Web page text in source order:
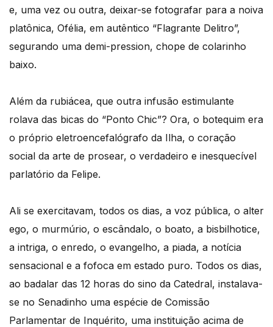
e, uma vez ou outra, deixar-se fotografar para a noiva
platônica, Ofélia, em autêntico “Flagrante Delitro”,
segurando uma demi-pression, chope de colarinho
baixo.
Além da rubiácea, que outra infusão estimulante
rolava das bicas do “Ponto Chic”? Ora, o botequim era
o próprio eletroencefalógrafo da Ilha, o coração
social da arte de prosear, o verdadeiro e inesquecível
parlatório da Felipe.
Ali se exercitavam, todos os dias, a voz pública, o alter
ego, o murmúrio, o escândalo, o boato, a bisbilhotice,
a intriga, o enredo, o evangelho, a piada, a notícia
sensacional e a fofoca em estado puro. Todos os dias,
ao badalar das 12 horas do sino da Catedral, instalava-
se no Senadinho uma espécie de Comissão
Parlamentar de Inquérito, uma instituição acima de